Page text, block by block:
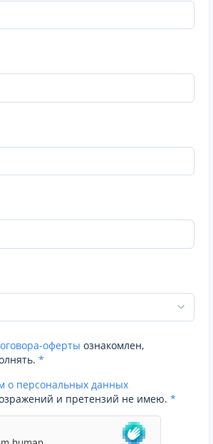
оферты ознакомлен,
*
о персональных данных
и претензий не имею. *